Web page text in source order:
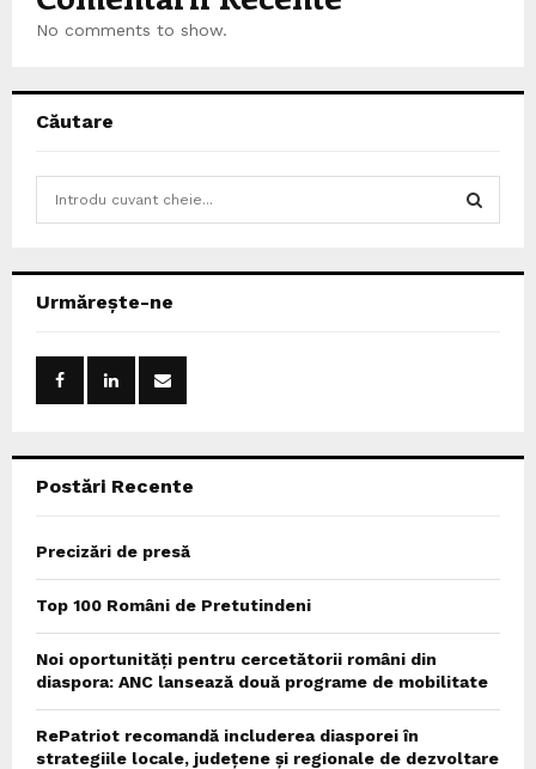
No comments to show.
Căutare
h
Urmărește-ne
Postări Recente
Precizări de presă
Top 100 Români de Pretutindeni
Noi oportunități pentru cercetătorii români din
diaspora: ANC lansează două programe de mobilitate
RePatriot recomandă includerea diasporei în
strategiile locale, județene și regionale de dezvoltare